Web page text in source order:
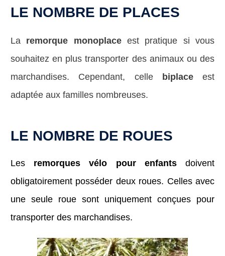
LE NOMBRE DE PLACES
La remorque monoplaceest pratique si vous
souhaitez en plus transporter des animaux ou des
marchandises. Cependant, cellebiplace est
adaptée aux familles nombreuses.
LE NOMBRE DE ROUES
Les remorquesvélo pour enfantsdoivent
obligatoirement posséder deux roues. Celles avec
une seule roue sont uniquement conçues pour
transporter des marchandises.